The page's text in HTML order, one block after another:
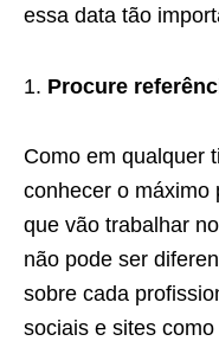
essa data tão
Procure
Como em qualquer
conhecer o máximo
que vão trabalhar
não pode ser
sobre cada
sociais e sites